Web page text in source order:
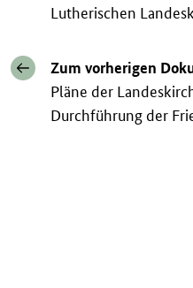
Lutherischen
Zum vorherigen
Pläne der
Durchführung der